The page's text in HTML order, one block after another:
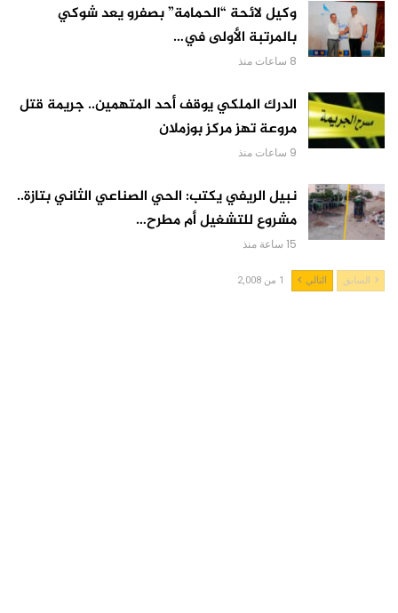
وكيل لائحة “الحمامة” بصفرو يعد شوكي
بالمرتبة الأولى في…
8 ساعات منذ
الدرك الملكي يوقف أحد المتهمين.. جريمة قتل
مروعة تهز مركز بوزملان
9 ساعات منذ
نبيل الريفي يكتب: الحي الصناعي الثاني بتازة..
مشروع للتشغيل أم مطرح…
15 ساعة منذ
السابق التالي 1 من 2,008